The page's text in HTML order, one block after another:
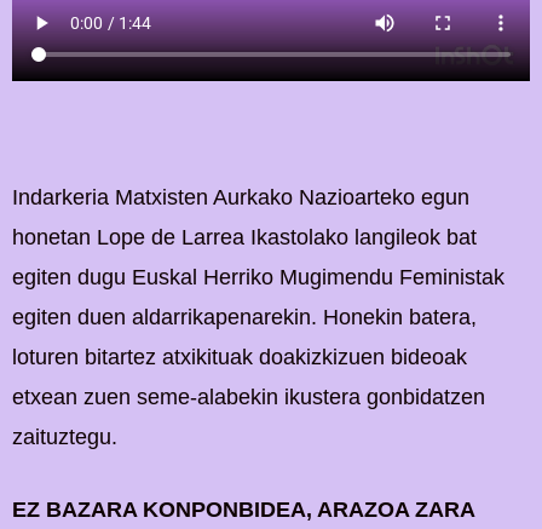
Indarkeria Matxisten Aurkako Nazioarteko egun
honetan Lope de Larrea Ikastolako langileok bat
egiten dugu Euskal Herriko Mugimendu Feministak
egiten duen aldarrikapenarekin. Honekin batera,
loturen bitartez atxikituak doakizkizuen bideoak
etxean zuen seme-alabekin ikustera gonbidatzen
zaituztegu.
EZ BAZARA KONPONBIDEA, ARAZOA ZARA